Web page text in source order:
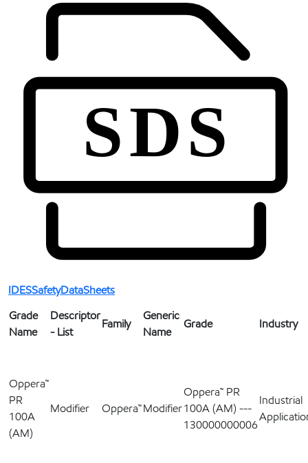
IDESSafetyDataSheets
Grade
Name
Descriptor
- List
Family
Generic
Name
Grade Industry
Oppera™
PR
100A
(AM)
Modifier Oppera™Modifier
Oppera™ PR
100A (AM) ---
130000000006
Industrial